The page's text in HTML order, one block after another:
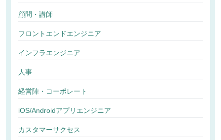
顧問・講師
フロントエンドエンジニア
インフラエンジニア
人事
経営陣・コーポレート
iOS/Androidアプリエンジニア
カスタマーサクセス